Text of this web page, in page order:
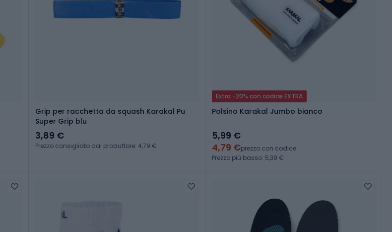
Grip per racchetta da squash Karakal Pu
Super Grip blu
3,89 €
Prezzo consigliato dal produttore: 4,79 €
Extra -20% con codice EXTRA
Polsino Karakal Jumbo bianco
5,99 €
4,79 €prezzo con codice
Prezzo più basso: 5,39 €